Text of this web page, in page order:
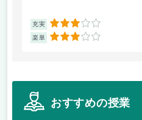
充実 3
楽単 3
おすすめの授業